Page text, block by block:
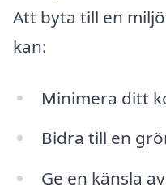
Att byta till en
kan:
Minimera ditt
Bidra till en
Ge en känsla